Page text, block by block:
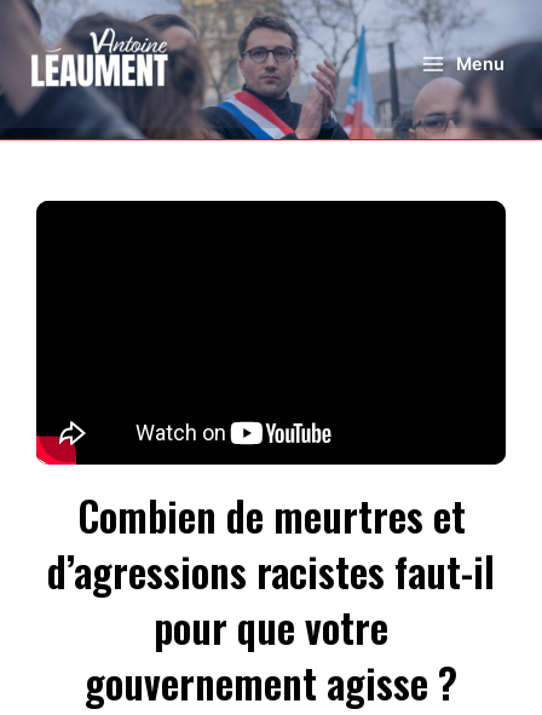
Menu
Combien de meurtres et
d’agressions racistes faut-il
pour que votre
gouvernement agisse ?